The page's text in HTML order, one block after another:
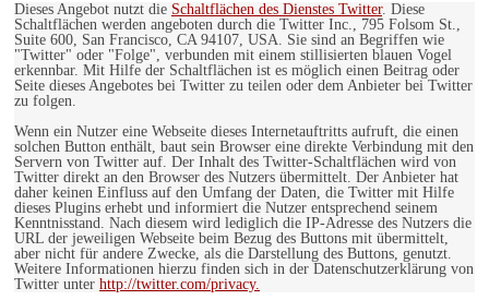
Dieses Angebot nutzt die Schaltflächen des Dienstes Twitter. Diese
Schaltflächen werden angeboten durch die Twitter Inc., 795 Folsom St.,
Suite 600, San Francisco, CA 94107, USA. Sie sind an Begriffen wie
"Twitter" oder "Folge", verbunden mit einem stillisierten blauen Vogel
erkennbar. Mit Hilfe der Schaltflächen ist es möglich einen Beitrag oder
Seite dieses Angebotes bei Twitter zu teilen oder dem Anbieter bei Twitter
zu folgen.
Wenn ein Nutzer eine Webseite dieses Internetauftritts aufruft, die einen
solchen Button enthält, baut sein Browser eine direkte Verbindung mit den
Servern von Twitter auf. Der Inhalt des Twitter-Schaltflächen wird von
Twitter direkt an den Browser des Nutzers übermittelt. Der Anbieter hat
daher keinen Einfluss auf den Umfang der Daten, die Twitter mit Hilfe
dieses Plugins erhebt und informiert die Nutzer entsprechend seinem
Kenntnisstand. Nach diesem wird lediglich die IP-Adresse des Nutzers die
URL der jeweiligen Webseite beim Bezug des Buttons mit übermittelt,
aber nicht für andere Zwecke, als die Darstellung des Buttons, genutzt.
Weitere Informationen hierzu finden sich in der Datenschutzerklärung von
Twitter unter http://twitter.com/privacy.